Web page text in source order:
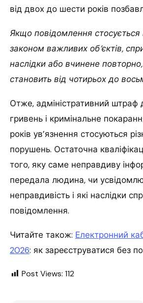
від двох до шести років
Якщо повідомлення стосується
законом важливих об’єктів,
наслідки або вчинене
становить від чотирьох до
Отже, адміністративний
гривень і кримінальне
років ув’язнення стосуються
порушень. Остаточна
того, яку саме неправдиву
передала людина, чи
неправдивість і які наслідки
повідомлення.
Читайте також: Електронний
2026: як зареєструватися без
Post Views: 112